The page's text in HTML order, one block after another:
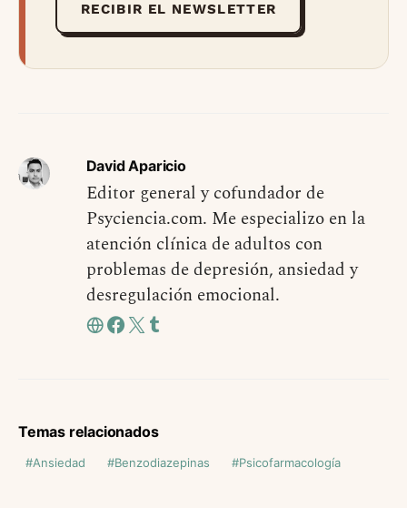
RECIBIR EL NEWSLETTER
David Aparicio
Editor general y cofundador de
Psyciencia.com. Me especializo en la
atención clínica de adultos con
problemas de depresión, ansiedad y
desregulación emocional.
Temas relacionados
Ansiedad Benzodiazepinas Psicofarmacología